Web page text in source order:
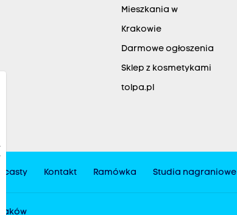
Mieszkania w
Krakowie
Darmowe ogłoszenia
Sklep z kosmetykami
tolpa.pl
Kontakt Ramówka Studia nagraniowe